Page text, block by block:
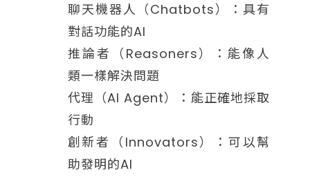
聊天機器人（Chatbots）：具有
對話功能的AI
推論者（Reasoners）：能像人
類一樣解決問題
代理（AI Agent）：能正確地採取
行動
創新者（Innovators）：可以幫
助發明的AI